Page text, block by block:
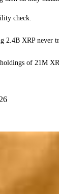
check.
2.4B XRP never
of 21M